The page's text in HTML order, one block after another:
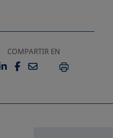
COMPARTIR EN
LINKEDIN
SE ABRE EN UNA
FACEBOOK
SE ABRE EN UNA
EMAILIMPRIMIR